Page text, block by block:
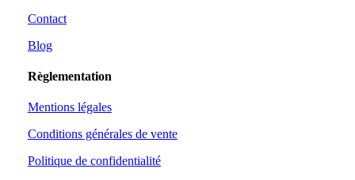
Contact
Blog
Règlementation
Mentions légales
Conditions générales de vente
Politique de confidentialité